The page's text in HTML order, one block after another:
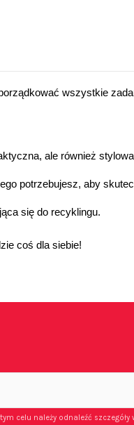
wszystkie
ale również
potrzebujesz, aby
się do recyklingu.
coś dla siebie!
celu należy odnaleźć